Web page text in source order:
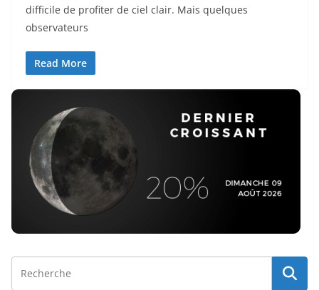
difficile de profiter de ciel clair. Mais quelques
observateurs
Read More